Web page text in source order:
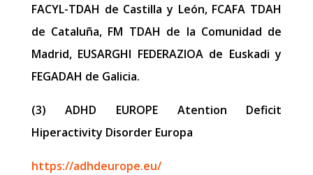
FACYL-TDAH de Castilla y León, FCAFA TDAH
de Cataluña, FM TDAH de la Comunidad de
Madrid, EUSARGHI FEDERAZIOA de Euskadi y
FEGADAH de Galicia.
(3) ADHD EUROPE Atention Deficit
Hiperactivity Disorder Europa
​https://adhdeurope.eu/